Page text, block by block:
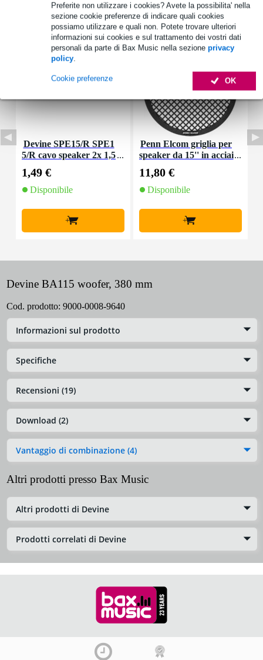
Preferite non utilizzare i cookies? Avete la possibilita' nella
sezione cookie preferenze di indicare quali cookies
possiamo utilizzare e quali non. Potete trovare ulteriori
informazioni sui cookies e sul trattamento dei vostri dati
personali da parte di Bax Music nella sezione privacy
policy.
OK
Cookie preferenze
Accessori (5)
Devine SPE15/R SPE1
5/R cavo speaker 2x 1,5
1,49 €
Disponibile
+
Penn Elcom griglia per
speaker da 15'' in acciai
11,80 €
Disponibile
+
Devine BA115 woofer, 380 mm
Cod. prodotto: 9000-0008-9640
Informazioni sul prodotto
Specifiche
Recensioni (19)
Download (2)
Vantaggio di combinazione (4)
Altri prodotti presso Bax Music
Altri prodotti di Devine
Prodotti correlati di Devine